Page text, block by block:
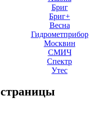
Бриг
Бриг+
Весна
Гидрометприбор
Москвин
СМИЧ
Спектр
Утес
страницы